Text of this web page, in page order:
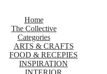
Home
The Collective
Categories
ARTS & CRAFTS
FOOD & RECEPIES
INSPIRATION
INTERIOR